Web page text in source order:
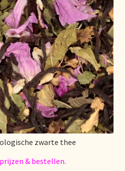
zwarte thee
& bestellen.